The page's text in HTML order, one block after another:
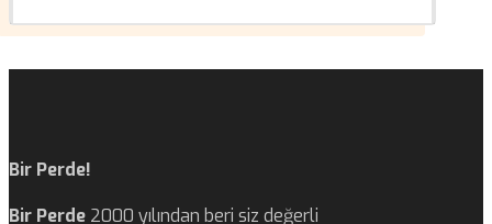
Bir Perde!
Bir Perde 2000 yılından beri siz değerli